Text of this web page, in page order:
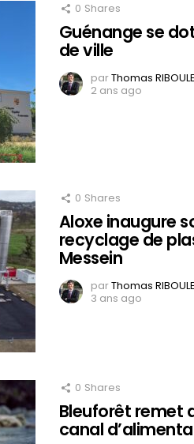
0 Shares
Guénange se
de ville
parThomas
2 ans ago
0 Shares
Aloxe inaugure
recyclage de
Messein
parThomas
3 ans ago
0 Shares
Bleuforêt remet
canal